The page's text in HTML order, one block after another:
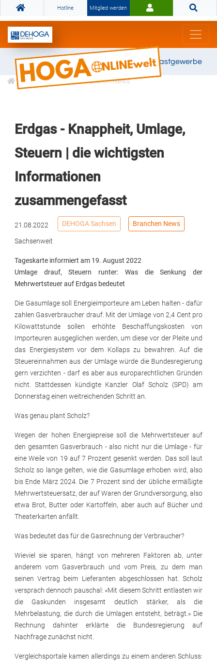
Hotline Mitglied werden
Gemeinsam stark für das Gastgewerbe
Informationen Branchen News
Erdgas - Knappheit, Umlage,
Steuern | die wichtigsten
Informationen
zusammengefasst
21.08.2022 DEHOGA Sachsen Branchen News
Sachsenweit
Tageskarte informiert am 19. August 2022
Umlage drauf, Steuern runter: Was die Senkung der
Mehrwertsteuer auf Erdgas bedeutet
Die Gasumlage soll Energieimporteure am Leben halten - dafür
zahlen Gasverbraucher drauf. Mit der Umlage von 2,4 Cent pro
Kilowattstunde sollen erhöhte Beschaffungskosten von
Importeuren ausgeglichen werden, um diese vor der Pleite und
das Energiesystem vor dem Kollaps zu bewahren. Auf die
Steuereinnahmen aus der Umlage würde die Bundesregierung
gern verzichten - darf es aber aus europarechtlichen Gründen
nicht. Stattdessen kündigte Kanzler Olaf Scholz (SPD) am
Donnerstag einen weitreichenden Schritt an.
Was genau plant Scholz?
Wegen der hohen Energiepreise soll die Mehrwertsteuer auf
den gesamten Gasverbrauch - also nicht nur die Umlage - für
eine Weile von 19 auf 7 Prozent gesenkt werden. Das soll laut
Scholz so lange gelten, wie die Gasumlage erhoben wird, also
bis Ende März 2024. Die 7 Prozent sind der übliche ermäßigte
Mehrwertsteuersatz, der auf Waren der Grundversorgung, also
etwa Brot, Butter oder Kartoffeln, aber auch auf Bücher und
Theaterkarten anfällt.
Was bedeutet das für die Gasrechnung der Verbraucher?
Wieviel sie sparen, hängt von mehreren Faktoren ab, unter
anderem vom Gasverbrauch und vom Preis, zu dem man
seinen Vertrag beim Lieferanten abgeschlossen hat. Scholz
versprach dennoch pauschal: «Mit diesem Schritt entlasten wir
die Gaskunden insgesamt deutlich stärker, als die
Mehrbelastung, die durch die Umlagen entsteht, beträgt.» Die
Rechnung dahinter erklärte die Bundesregierung auf
Nachfrage zunächst nicht.
Vergleichsportale kamen allerdings zu einem anderen Schluss: